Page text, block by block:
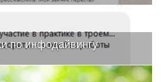
по инфодайвингу